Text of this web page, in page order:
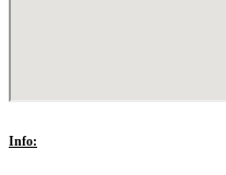
Info: